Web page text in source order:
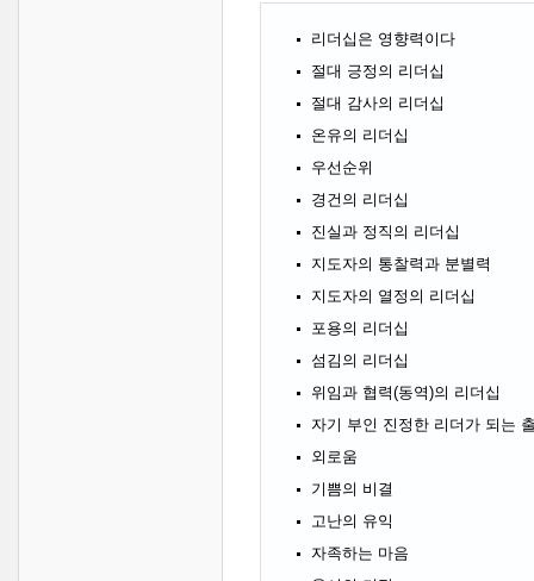
리더십은 영향력이다
절대 긍정의 리더십
절대 감사의 리더십
온유의 리더십
우선순위
경건의 리더십
진실과 정직의 리더십
지도자의 통찰력과 분별력
지도자의 열정의 리더십
포용의 리더십
섬김의 리더십
위임과 협력(동역)의 리더십
자기 부인 진정한 리더가 되는
외로움
기쁨의 비결
고난의 유익
자족하는 마음